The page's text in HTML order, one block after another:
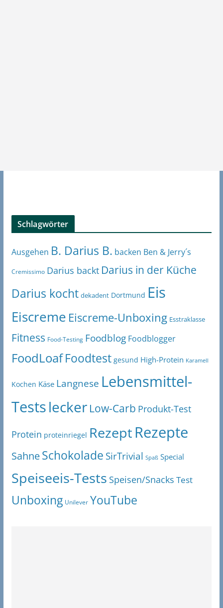
Schlagwörter
Ausgehen B. Darius B. backen Ben & Jerry´s
Cremissimo Darius backt Darius in der Küche
Darius kocht dekadent Dortmund Eis
Eiscreme Eiscreme-Unboxing Esstraklasse
Fitness Food-Testing Foodblog Foodblogger
FoodLoaf Foodtest gesund High-Protein Karamell
Kochen Käse Langnese Lebensmittel-
Testslecker Low-Carb Produkt-Test
Protein proteinriegel RezeptRezepte
SahneSchokolade SirTrivial Spaß Special
Speiseeis-Tests Speisen/Snacks Test
Unboxing Unilever YouTube